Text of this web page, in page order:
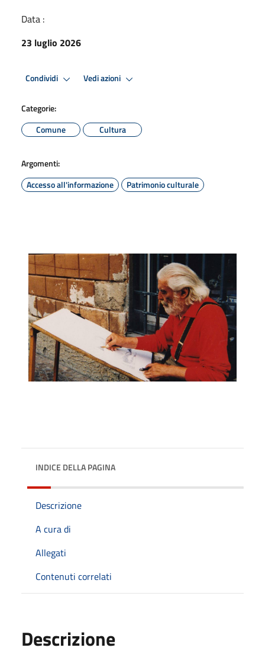
Data :
23 luglio 2026
Condividi Vedi azioni
Categorie:
Comune
Cultura
Argomenti:
Accesso all'informazione
Patrimonio culturale
INDICE DELLA PAGINA
Descrizione
A cura di
Allegati
Contenuti correlati
Descrizione